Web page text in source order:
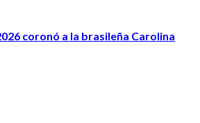
coronó a la brasileña Carolina